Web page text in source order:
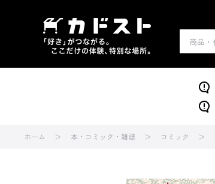
ホーム 本・コミック・雑誌 コミック